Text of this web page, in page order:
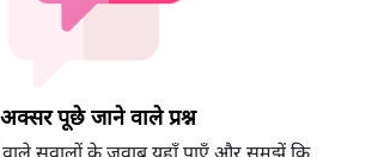
अक्सर पूछे जाने वाले प्रश्न